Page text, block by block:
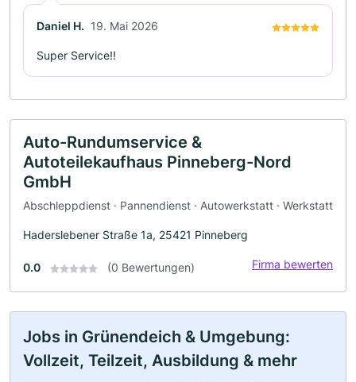
Daniel H. 19. Mai 2026
Super Service!!
Auto-Rundumservice &
Autoteilekaufhaus Pinneberg-Nord
GmbH
Abschleppdienst · Pannendienst · Autowerkstatt · Werkstatt
Haderslebener Straße 1a, 25421 Pinneberg
0.0 (0 Bewertungen) Firma bewerten
Jobs in Grünendeich & Umgebung:
Vollzeit, Teilzeit, Ausbildung & mehr